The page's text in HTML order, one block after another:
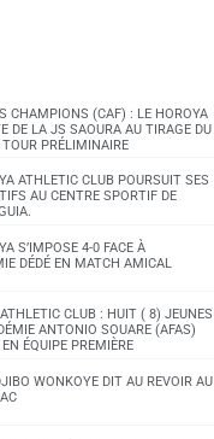
CHAMPIONS (CAF) : LE HOROYA
DE LA JS SAOURA AU TIRAGE DU
TOUR PRÉLIMINAIRE
ATHLETIC CLUB POURSUIT SES
AU CENTRE SPORTIF DE
S’IMPOSE 4-0 FACE À
DÉDÉ EN MATCH AMICAL
CLUB : HUIT ( 8) JEUNES
ANTONIO SOUARE (AFAS)
ÉQUIPE PREMIÈRE
WONKOYE DIT AU REVOIR AU